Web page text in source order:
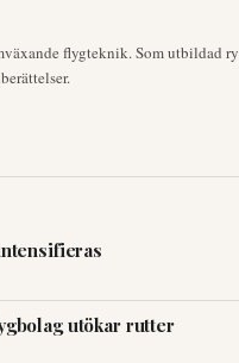
flygteknik. Som utbildad
utökar rutter